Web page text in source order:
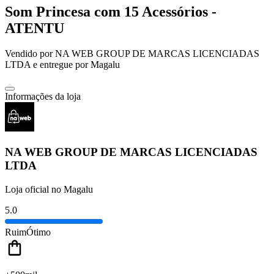
Som Princesa com 15 Acessórios -
ATENTU
Vendido porNA WEB GROUP DE MARCAS LICENCIADAS
LTDAe entregue por Magalu
Informações da loja
NA WEB GROUP DE MARCAS LICENCIADAS
LTDA
Loja oficial no Magalu
5.0
RuimÓtimo